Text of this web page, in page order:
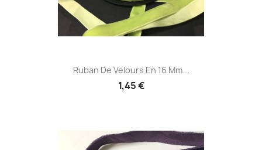
Ruban De Velours En 16 Mm...
1,45 €